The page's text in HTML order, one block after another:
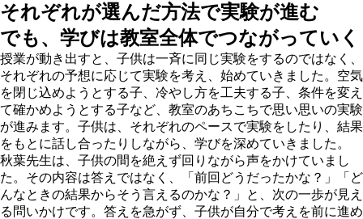
それぞれが選んだ方法で実験が進む
でも、学びは教室全体でつながっていく
授業が動き出すと、子供は一斉に同じ実験をするのではなく、
それぞれの予想に応じて実験を考え、始めていきました。空気
を閉じ込めようとする子、冷やし方を工夫する子、条件を変え
て確かめようとする子など、教室のあちこちで思い思いの実験
が進みます。子供は、それぞれのペースで実験をしたり、結果
をもとに話し合ったりしながら、学びを深めていきました。
秋葉先生は、子供の間を絶えず回りながら声をかけていまし
た。その内容は答えではなく、「前回どうだったかな？」「ど
んなときの結果からそう言えるのかな？」と、次の一歩が見え
る問いかけです。答えを急がず、子供が自分で考えを前に進め